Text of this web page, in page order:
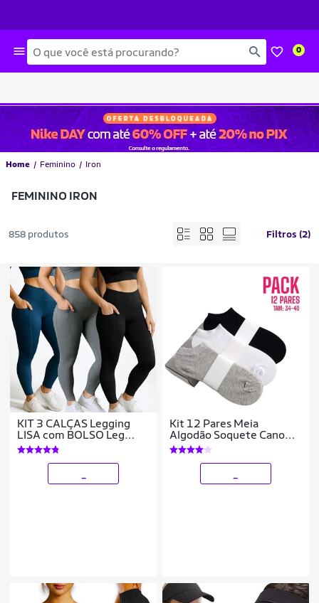
Busca 0
Home Feminino Iron
FEMININO IRON
858 produtos Filtros (2)
KIT 3 CALÇAS Legging
LISA com BOLSO Leg
Fitness Academia Corrida
Cintura Alta 1059
Kit 12 Pares Meia
Algodão Soquete Cano
Baixo Feminina Branca
Preta 34-40 897